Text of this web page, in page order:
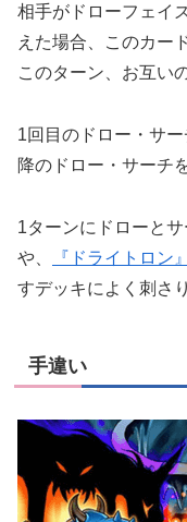
相手がドローフェイ
えた場合、このカー
このターン、お互い
1回目のドロー・サ
降のドロー・サーチ
1ターンにドローと
や、
『ドライトロン』
すデッキによく刺さ
手違い